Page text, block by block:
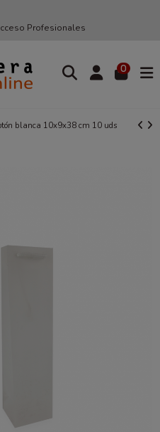
Profesionales
0
blanca 10x9x38 cm 10 uds